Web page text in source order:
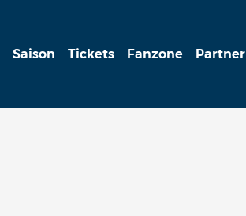
Saison Tickets Fanzone Partner